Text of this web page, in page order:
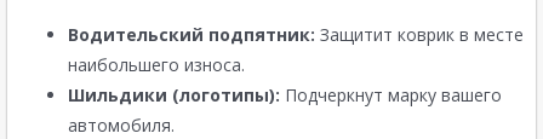
Водительский подпятник: Защитит коврик в месте
наибольшего износа.
Шильдики (логотипы): Подчеркнут марку вашего
автомобиля.